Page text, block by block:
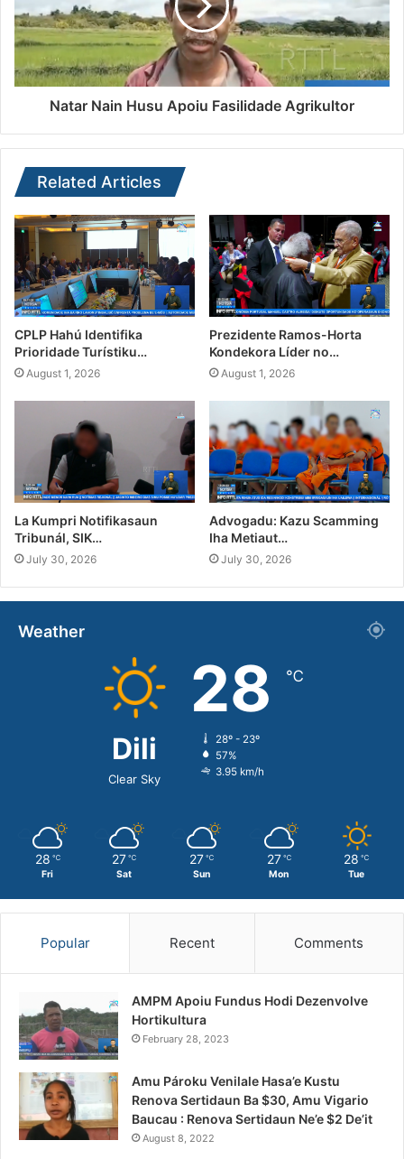
Natar Nain Husu Apoiu Fasilidade Agrikultor
Related Articles
CPLP Hahú Identifika
Prioridade Turístiku…
August 1, 2026
Prezidente Ramos-Horta
Kondekora Líder no…
August 1, 2026
La Kumpri Notifikasaun
Tribunál, SIK…
July 30, 2026
Advogadu: Kazu Scamming
Iha Metiaut…
July 30, 2026
Weather
Dili
Clear Sky
28 ℃
28º - 23º
57%
3.95 km/h
28 ℃
Fri
27 ℃
Sat
27 ℃
Sun
27 ℃
Mon
28 ℃
Tue
Popular Recent Comments
AMPM Apoiu Fundus Hodi Dezenvolve
Hortikultura
February 28, 2023
Amu Pároku Venilale Hasa’e Kustu
Renova Sertidaun Ba $30, Amu Vigario
Baucau : Renova Sertidaun Ne’e $2 De’it
August 8, 2022